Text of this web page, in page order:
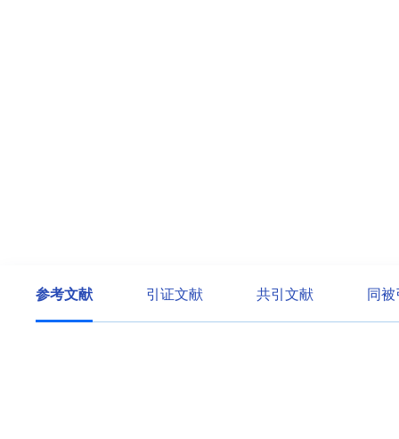
参考文献 引证文献 共引文献 同